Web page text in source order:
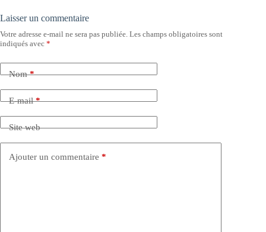
Laisser un commentaire
Votre adresse e-mail ne sera pas publiée. Les champs obligatoires sont
indiqués avec *
Nom*
E-mail*
Site web
Ajouter un commentaire *